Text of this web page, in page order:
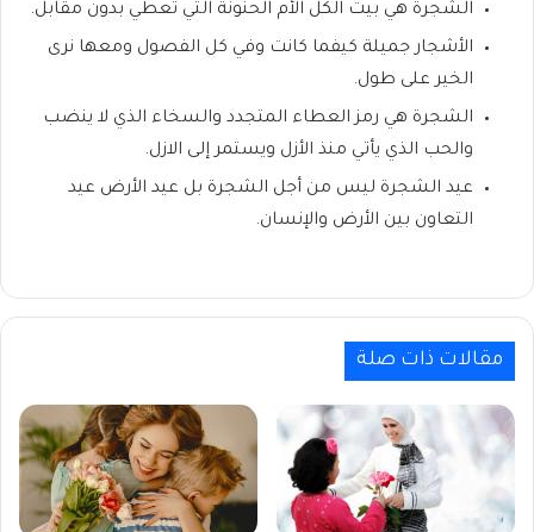
الشجرة هي بيت الكل الأم الحنونة التي تعطي بدون مقابل.
الأشجار جميلة كيفما كانت وفي كل الفصول ومعها نرى
الخير على طول.
الشجرة هي رمز العطاء المتجدد والسخاء الذي لا ينضب
والحب الذي يأتي منذ الأزل ويستمر إلى الازل.
عيد الشجرة ليس من أجل الشجرة بل عيد الأرض عيد
التعاون بين الأرض والإنسان.
مقالات ذات صلة